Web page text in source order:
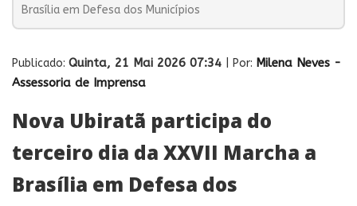
Brasília em Defesa dos Municípios
Publicado: Quinta, 21 Mai 2026 07:34 | Por: Milena Neves -
Assessoria de Imprensa
Nova Ubiratã participa do
terceiro dia da XXVII Marcha a
Brasília em Defesa dos